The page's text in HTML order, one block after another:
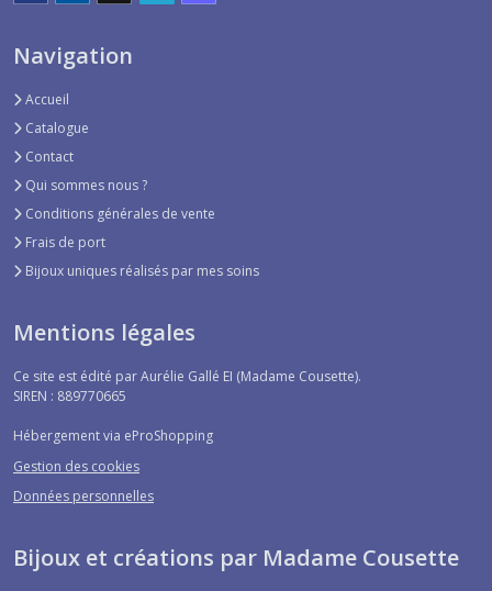
Navigation
Accueil
Catalogue
Contact
Qui sommes nous ?
Conditions générales de vente
Frais de port
Bijoux uniques réalisés par mes soins
Mentions légales
Ce site est édité par Aurélie Gallé EI (Madame Cousette).
SIREN : 889770665
Hébergement via eProShopping
Gestion des cookies
Données personnelles
Bijoux et créations par Madame Cousette